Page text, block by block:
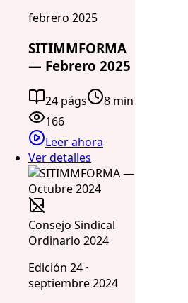
febrero 2025
SITIMMFORMA
— Febrero 2025
24 págs
8 min
166
Leer ahora
Ver detalles
Consejo Sindical
Ordinario 2024
Edición 24 ·
septiembre 2024